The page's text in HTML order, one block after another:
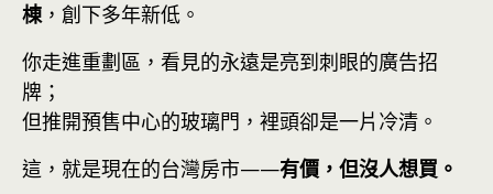
棟，創下多年新低。
你走進重劃區，看見的永遠是亮到刺眼的廣告招
牌；
但推開預售中心的玻璃門，裡頭卻是一片冷清。
這，就是現在的台灣房市——有價，但沒人想買。